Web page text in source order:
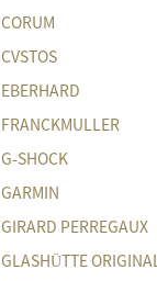
CORUM
CVSTOS
EBERHARD
FRANCKMULLER
G-SHOCK
GARMIN
GIRARD PERREGAUX
GLASHÜTTE ORIGINAL